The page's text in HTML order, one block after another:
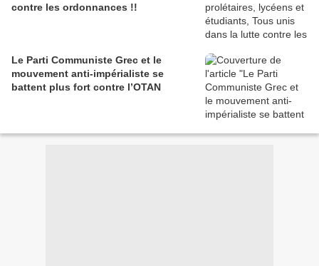
contre les ordonnances !!
Le Parti Communiste Grec et le
mouvement anti-impérialiste se
battent plus fort contre l’OTAN